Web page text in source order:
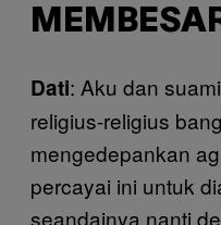
Dati: Aku dan
religius-religius
mengedepankan
percayai ini untuk
seandainya nanti